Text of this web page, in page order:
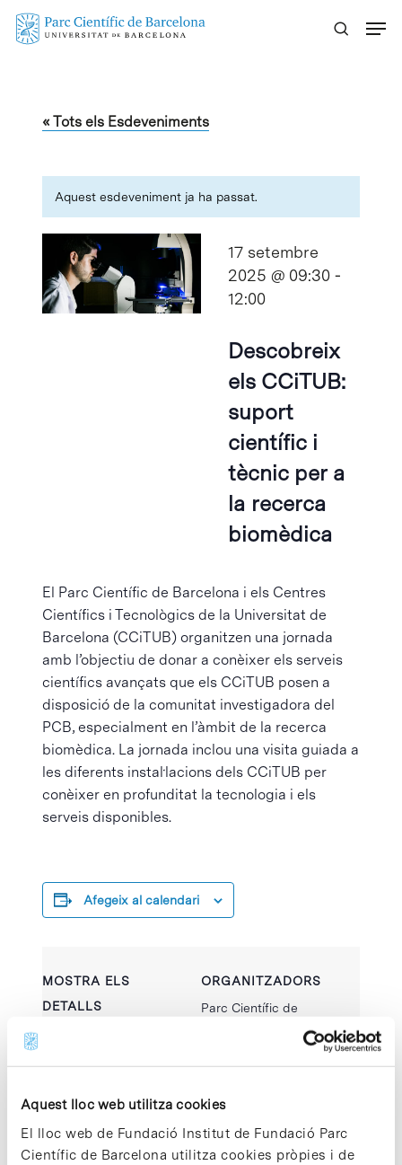
Aquest lloc web utilitza cookies
El lloc web de Fundació Institut de Fundació Parc
Científic de Barcelona utilitza cookies pròpies i de
Skip
« Tots els Esdeveniments
Aquest esdeveniment ja ha passat.
17 setembre
2025 @ 09:30-
12:00
Descobreix
els CCiTUB:
suport
científic i
tècnic per a
la recerca
biomèdica
El Parc Científic de Barcelona i els Centres
Científics i Tecnològics de la Universitat de
Barcelona (CCiTUB) organitzen una jornada
amb l’objectiu de donar a conèixer els serveis
científics avançats que els CCiTUB posen a
disposició de la comunitat investigadora del
PCB, especialment en l’àmbit de la recerca
biomèdica. La jornada inclou una visita guiada a
les diferents instal·lacions dels CCiTUB per
conèixer en profunditat la tecnologia i els
serveis disponibles.
Afegeix al calendari
MOSTRA ELS
DETALLS
09:30 - 12:00
Categoria
d'Esdeveniment:
ORGANITZADORS
Parc Científic de